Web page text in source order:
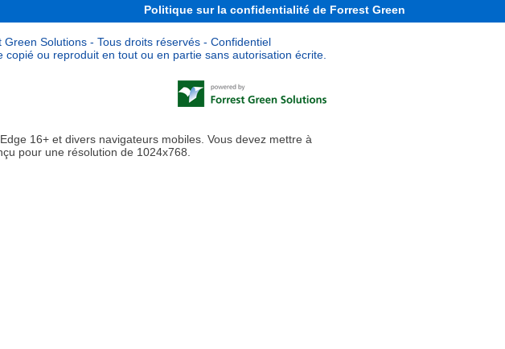
Politique sur la confidentialité de Forrest Green
Solutions - Tous droits réservés - Confidentiel
copié ou reproduit en tout ou en partie sans autorisation écrite.
16+ et divers navigateurs mobiles. Vous devez mettre à
pour une résolution de 1024x768.